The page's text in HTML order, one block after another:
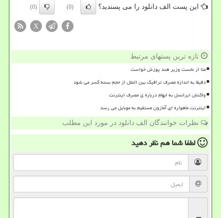
این پست الف دانلود را می پسندید؟ (0)
(0)
X
تازه ترین پستهای مرتبط
متا از نخست وزیر هند پوزش خواست
دقیقا به اندازه مصرف ترافیک بین الملل از حجم بسته کسر می شود
واکنش ایرانسل به ابهام درباره ی مصرف اینترنت
اینترنت ماهواره ای آمازون مستقیم به موبایل می رسد
نظرات خوانندگان الف دانلود در مورد این مطلب
لطفا شما همنظر دهید